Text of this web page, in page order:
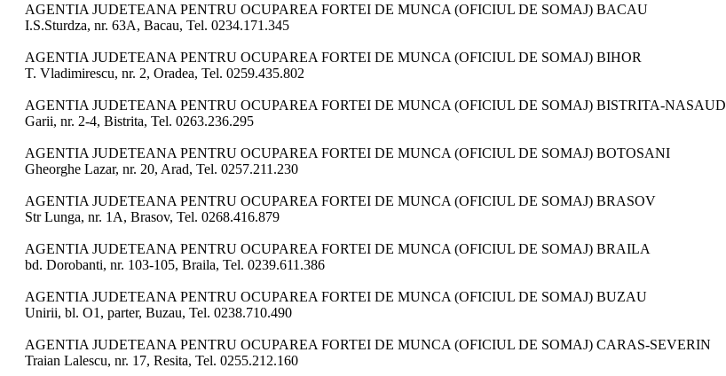
AGENTIA JUDETEANA PENTRU OCUPAREA FORTEI DE MUNCA (OFICIUL DE SOMAJ) BACAU
I.S.Sturdza, nr. 63A, Bacau, Tel. 0234.171.345
AGENTIA JUDETEANA PENTRU OCUPAREA FORTEI DE MUNCA (OFICIUL DE SOMAJ) BIHOR
T. Vladimirescu, nr. 2, Oradea, Tel. 0259.435.802
AGENTIA JUDETEANA PENTRU OCUPAREA FORTEI DE MUNCA (OFICIUL DE SOMAJ) BISTRITA-NASAUD
Garii, nr. 2-4, Bistrita, Tel. 0263.236.295
AGENTIA JUDETEANA PENTRU OCUPAREA FORTEI DE MUNCA (OFICIUL DE SOMAJ) BOTOSANI
Gheorghe Lazar, nr. 20, Arad, Tel. 0257.211.230
AGENTIA JUDETEANA PENTRU OCUPAREA FORTEI DE MUNCA (OFICIUL DE SOMAJ) BRASOV
Str Lunga, nr. 1A, Brasov, Tel. 0268.416.879
AGENTIA JUDETEANA PENTRU OCUPAREA FORTEI DE MUNCA (OFICIUL DE SOMAJ) BRAILA
bd. Dorobanti, nr. 103-105, Braila, Tel. 0239.611.386
AGENTIA JUDETEANA PENTRU OCUPAREA FORTEI DE MUNCA (OFICIUL DE SOMAJ) BUZAU
Unirii, bl. O1, parter, Buzau, Tel. 0238.710.490
AGENTIA JUDETEANA PENTRU OCUPAREA FORTEI DE MUNCA (OFICIUL DE SOMAJ) CARAS-SEVERIN
Traian Lalescu, nr. 17, Resita, Tel. 0255.212.160